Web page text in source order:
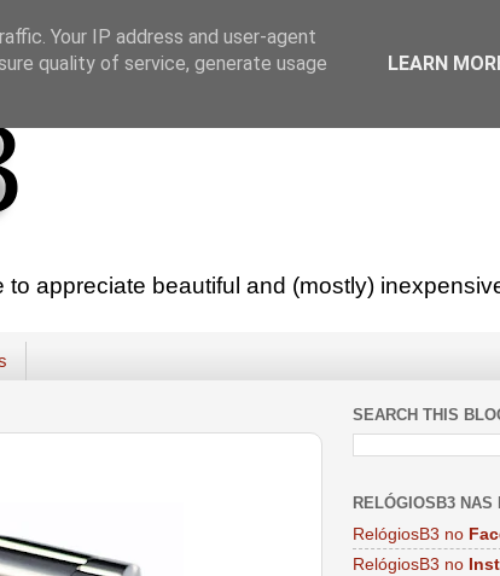
appreciate beautiful and (mostly)
SEARCH THIS
RELÓGIOSB3 NAS
RelógiosB3 no
RelógiosB3 no
Your IP address and user-agent
quality of service, generate usage
LEARN